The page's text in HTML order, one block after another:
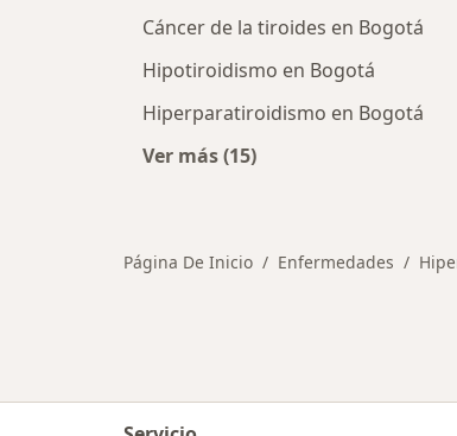
Cáncer de la tiroides en Bogotá
Hipotiroidismo en Bogotá
Hiperparatiroidismo en Bogotá
Ver más (15)
Página De Inicio Enfermedades